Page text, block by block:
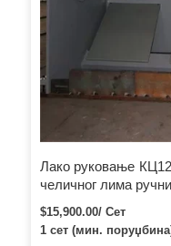
Лако руковање
челичног лима
$15,900.00/ Сет
1 сет (мин.